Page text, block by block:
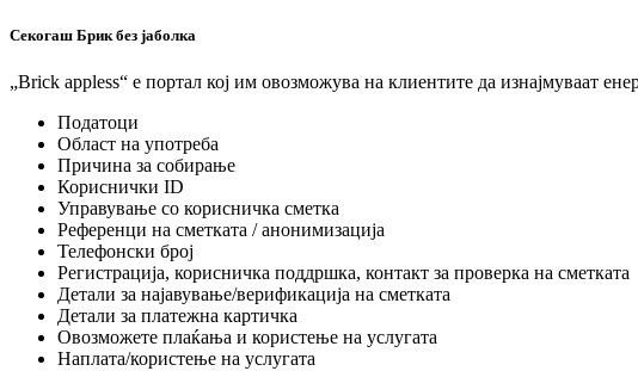
Секогаш Брик без јаболка
„Brick appless“ е портал кој им овозможува на клиентите да изнајмуваат
Податоци
Област на употреба
Причина за собирање
Кориснички ID
Управување со корисничка сметка
Референци на сметката / анонимизација
Телефонски број
Регистрација, корисничка поддршка, контакт за проверка на сметката
Детали за најавување/верификација на сметката
Детали за платежна картичка
Овозможете плаќања и користење на услугата
Наплата/користење на услугата